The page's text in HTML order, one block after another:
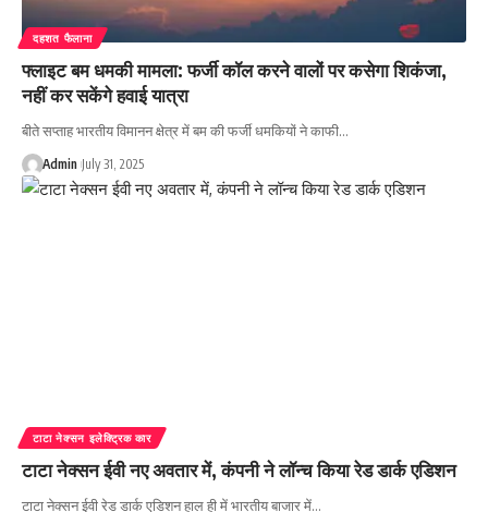
दहशत फैलाना
फ्लाइट बम धमकी मामला: फर्जी कॉल करने वालों पर कसेगा शिकंजा,
नहीं कर सकेंगे हवाई यात्रा
बीते सप्ताह भारतीय विमानन क्षेत्र में बम की फर्जी धमकियों ने काफी…
Admin July 31, 2025
टाटा नेक्सन इलेक्ट्रिक कार
टाटा नेक्सन ईवी नए अवतार में, कंपनी ने लॉन्च किया रेड डार्क एडिशन
टाटा नेक्सन ईवी रेड डार्क एडिशन हाल ही में भारतीय बाजार में…